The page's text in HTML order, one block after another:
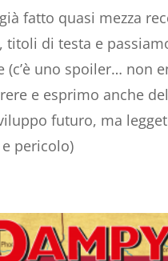
fatto quasi mezza
titoli di testa e
(c’è uno spoiler… non
e esprimo anche
futuro, ma
pericolo)